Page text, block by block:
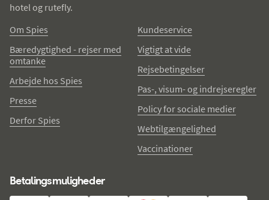
hotel og rutefly.
Om Spies
Bæredygtighed - rejser med
omtanke
Arbejde hos Spies
Presse
Derfor Spies
Kundeservice
Vigtigt at vide
Rejsebetingelser
Pas-, visum- og indrejseregler
Policy for sociale medier
Webtilgængelighed
Vaccinationer
Betalingsmuligheder